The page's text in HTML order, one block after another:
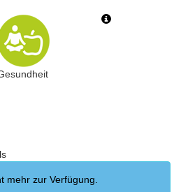
Toggle
mehr zur Verfügung.